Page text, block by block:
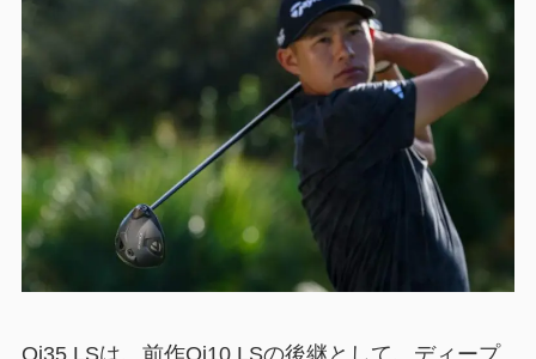
Qi35 LSは、前作Qi10 LSの後継として、ディープ